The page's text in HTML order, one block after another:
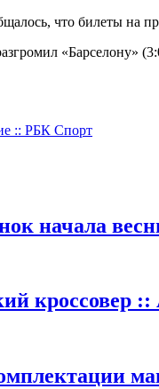
что билеты на
«Барселону»
:: РБК Спорт
начала
кроссовер ::